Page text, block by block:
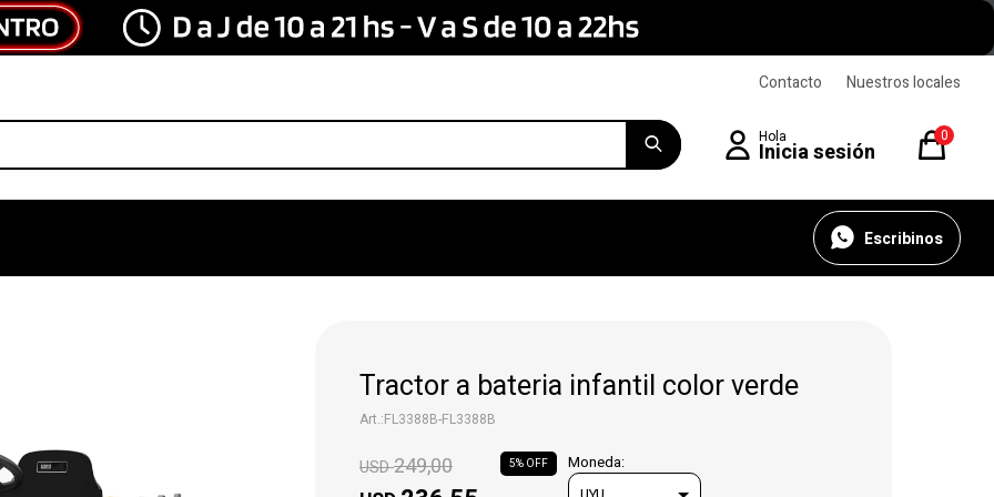
Escribinos
0
Contacto Nuestros locales
Tractor a bateria infantil color verde
FL3388B-FL3388B
USD249,00 5 Moneda: